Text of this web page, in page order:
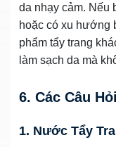
da nhạy cảm. Nếu
hoặc có xu hướng
phẩm tẩy trang
làm sạch da mà
6. Các Câu
1. Nước Tẩy